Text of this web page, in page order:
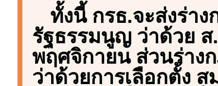
ทั้งนี้ กรธ.จะส่งร่า
รัฐธรรมนูญ ว่าด้วย
พฤศจิกายน ส่วนร่าง
ว่าด้วยการเลือกตั้ง